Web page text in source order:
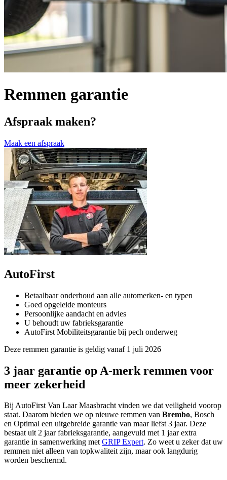
Remmen garantie
Afspraak maken?
Maak een afspraak
AutoFirst
Betaalbaar onderhoud aan alle automerken- en typen
Goed opgeleide monteurs
Persoonlijke aandacht en advies
U behoudt uw fabrieksgarantie
AutoFirst Mobiliteitsgarantie bij pech onderweg
Deze remmen garantie is geldig vanaf 1 juli 2026
3 jaar garantie op A-merk remmen voor
meer zekerheid
Bij AutoFirst Van Laar Maasbracht vinden we dat veiligheid voorop
staat. Daarom bieden we op nieuwe remmen van Brembo, Bosch
en Optimal een uitgebreide garantie van maar liefst 3 jaar. Deze
bestaat uit 2 jaar fabrieksgarantie, aangevuld met 1 jaar extra
garantie in samenwerking metGRIP Expert. Zo weet u zeker dat uw
remmen niet alleen van topkwaliteit zijn, maar ook langdurig
worden beschermd.